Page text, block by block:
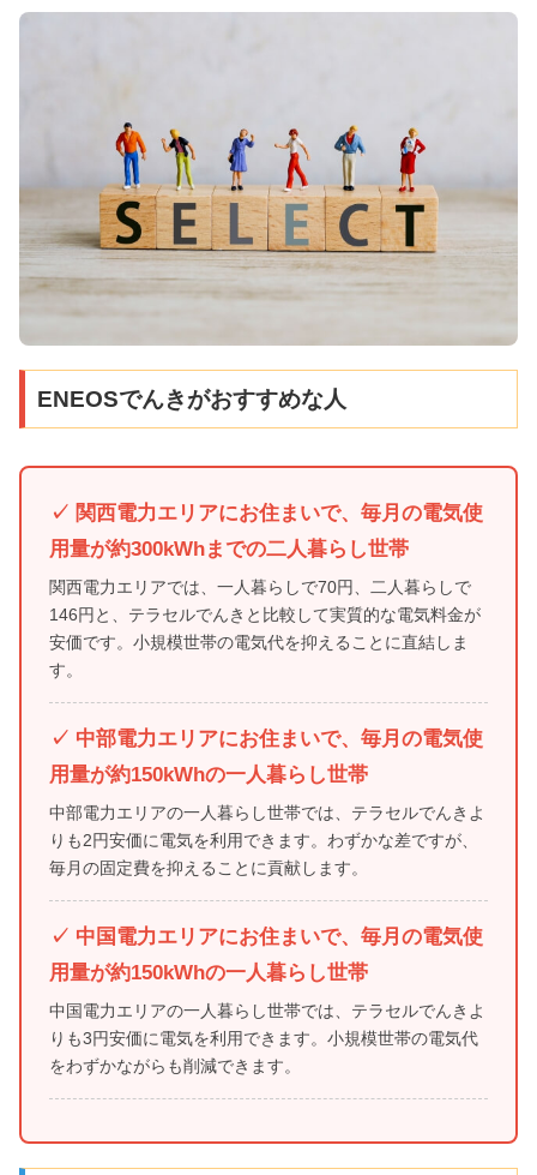
ENEOSでんきがおすすめな人
✓ 関西電力エリアにお住まいで、毎月の電気使
用量が約300kWhまでの二人暮らし世帯
関西電力エリアでは、一人暮らしで70円、二人暮らしで
146円と、テラセルでんきと比較して実質的な電気料金が
安価です。小規模世帯の電気代を抑えることに直結しま
す。
✓ 中部電力エリアにお住まいで、毎月の電気使
用量が約150kWhの一人暮らし世帯
中部電力エリアの一人暮らし世帯では、テラセルでんきよ
りも2円安価に電気を利用できます。わずかな差ですが、
毎月の固定費を抑えることに貢献します。
✓ 中国電力エリアにお住まいで、毎月の電気使
用量が約150kWhの一人暮らし世帯
中国電力エリアの一人暮らし世帯では、テラセルでんきよ
りも3円安価に電気を利用できます。小規模世帯の電気代
をわずかながらも削減できます。